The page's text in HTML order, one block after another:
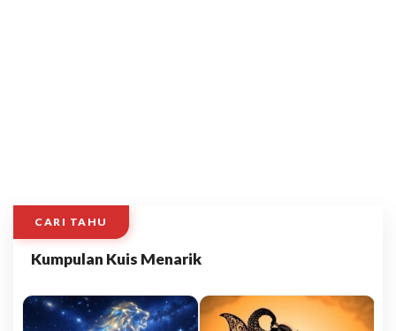
CARI TAHU
Kumpulan Kuis Menarik